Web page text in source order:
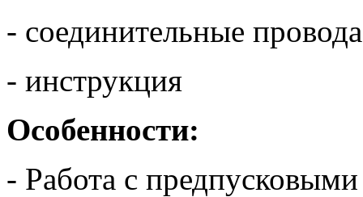
- соединительные провода
- инструкция
Особенности:
- Работа с